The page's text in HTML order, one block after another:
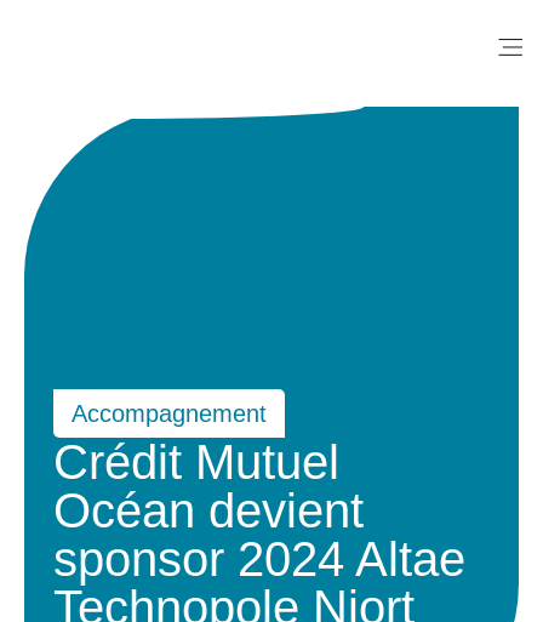
Accompagnement
Crédit Mutuel
Océan devient
sponsor 2024 Altae
Technopole Niort